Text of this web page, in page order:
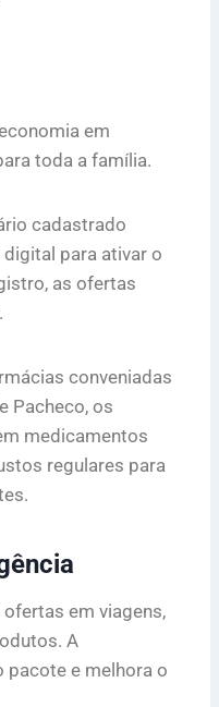
em
toda a família.
cadastrado
para ativar o
as ofertas
conveniadas
Pacheco, os
medicamentos
regulares para
em viagens,
A
pacote e melhora o